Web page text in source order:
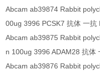
Abcam ab39874 Rabbit
00ug 3996 PCSK7 抗体 一抗
Abcam ab39875 Rabbit
n 100ug 3996 ADAM28 抗体
Abcam ab39876 Rabbit